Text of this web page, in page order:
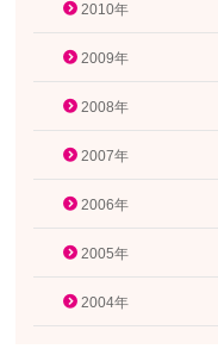
2010年
2009年
2008年
2007年
2006年
2005年
2004年